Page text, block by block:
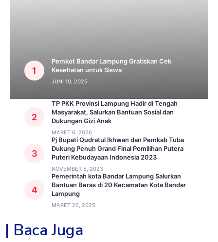
Pemkot Bandar Lampung Gratiskan Cek
Kesehatan untuk Siswa
JUNI 10, 2025
TP PKK Provinsi Lampung Hadir di Tengah
Masyarakat, Salurkan Bantuan Sosial dan
Dukungan Gizi Anak
MARET 6, 2026
Pj Bupati Qudratul Ikhwan dan Pemkab Tuba
Dukung Penuh Grand Final Pemilihan Putera
Puteri Kebudayaan Indonesia 2023
NOVEMBER 5, 2023
Pemerintah kota Bandar Lampung Salurkan
Bantuan Beras di 20 Kecamatan Kota Bandar
Lampung
MARET 26, 2025
| Baca Juga